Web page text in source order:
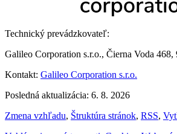
Technický prevádzkovateľ:
Galileo Corporation s.r.o., Čierna Voda 468,
Kontakt: Galileo Corporation s.r.o.
Posledná aktualizácia: 6. 8. 2026
Zmena vzhľadu, Štruktúra stránok, RSS,